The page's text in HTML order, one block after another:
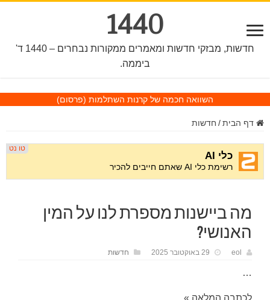
1440
חדשות, מבזקי חדשות ומאמרים ממקורות נבחרים – 1440 ד'
ביממה.
השוואה חכמה של קרנות השתלמות (פרסום)
דף הבית / חדשות
מה ביישנות מספרת לנו על המין
האנושי?
eol 29 באוקטובר 2025 חדשות
…